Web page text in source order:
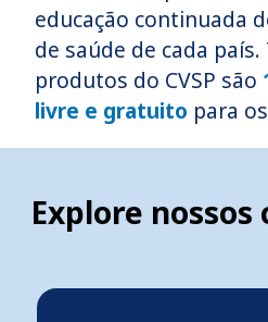
educação continuada
de saúde de cada país.
produtos do CVSP são
livre e gratuito para
Explore nossos